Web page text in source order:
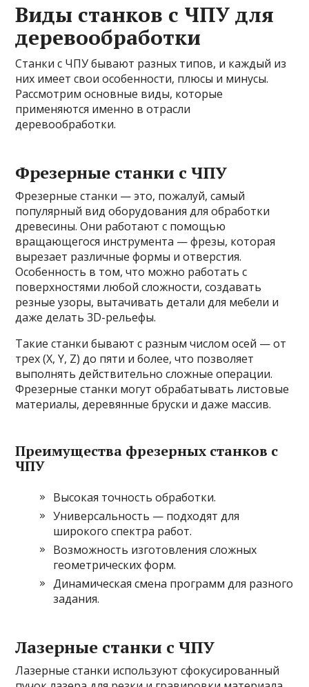
Виды станков с ЧПУ для
деревообработки
Станки с ЧПУ бывают разных типов, и каждый из
них имеет свои особенности, плюсы и минусы.
Рассмотрим основные виды, которые
применяются именно в отрасли
деревообработки.
Фрезерные станки с ЧПУ
Фрезерные станки — это, пожалуй, самый
популярный вид оборудования для обработки
древесины. Они работают с помощью
вращающегося инструмента — фрезы, которая
вырезает различные формы и отверстия.
Особенность в том, что можно работать с
поверхностями любой сложности, создавать
резные узоры, вытачивать детали для мебели и
даже делать 3D-рельефы.
Такие станки бывают с разным числом осей — от
трех (X, Y, Z) до пяти и более, что позволяет
выполнять действительно сложные операции.
Фрезерные станки могут обрабатывать листовые
материалы, деревянные бруски и даже массив.
Преимущества фрезерных станков с
ЧПУ
Высокая точность обработки.
Универсальность — подходят для
широкого спектра работ.
Возможность изготовления сложных
геометрических форм.
Динамическая смена программ для разного
задания.
Лазерные станки с ЧПУ
Лазерные станки используют сфокусированный